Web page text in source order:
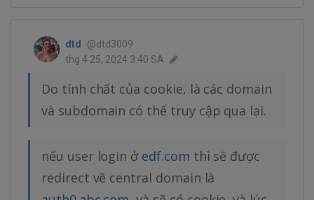
dtd
@dtd3009
thg 4 25, 2024 3:40 SA
Do tính chất của cookie, là các domain
và subdomain có thể truy cập qua lại.
nếu user login ở edf.com thì sẽ được
redirect về central domain là